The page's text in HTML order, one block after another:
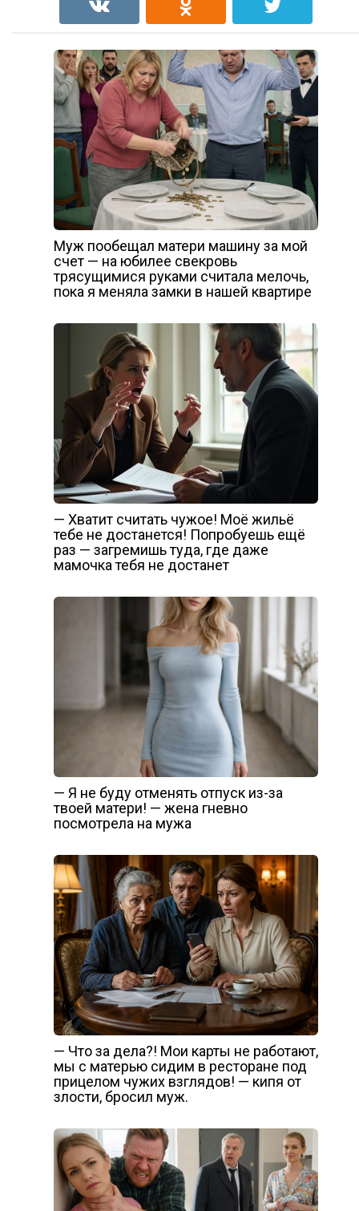
Муж пообещал матери машину за мой
счет — на юбилее свекровь
трясущимися руками считала мелочь,
пока я меняла замки в нашей квартире
— Хватит считать чужое! Моё жильё
тебе не достанется! Попробуешь ещё
раз — загремишь туда, где даже
мамочка тебя не достанет
— Я не буду отменять отпуск из-за
твоей матери! — жена гневно
посмотрела на мужа
— Что за дела?! Мои карты не работают,
мы с матерью сидим в ресторане под
прицелом чужих взглядов! — кипя от
злости, бросил муж.